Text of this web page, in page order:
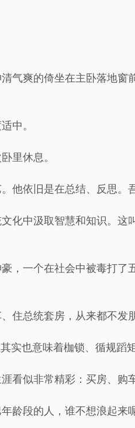
气爽的倚坐在主卧落地
中。
里休息。
他依旧是在总结、反思。
化中汲取智慧和知识。
，一个在社会中被毒打
住总统套房，从来都不发
实也意味着枷锁、循规蹈
看似非常精彩：买房、购
龄段的人，谁不想浪起来